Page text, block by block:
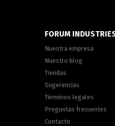
FORUM
Nuestra empresa
Nuestro blog
Tiendas
Sugerencias
Términos legales
Preguntas frecuentes
Contacto